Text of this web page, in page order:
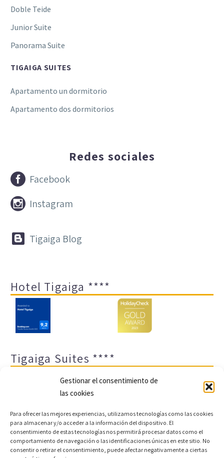
Gestionar el consentimiento de
las cookies
Para ofrecer las mejores experiencias, utilizamos tecnologías como las cookies
para almacenar y/o acceder a la información del dispositivo. El
consentimiento de estas tecnologías nos permitirá procesar datos como el
comportamiento de navegación o las identificaciones únicas en este sitio. No
consentir o retirar el consentimiento, puede afectar negativamente a ciertas
Doble Teide
Junior Suite
Panorama Suite
TIGAIGA SUITES
Apartamento un dormitorio
Apartamento dos dormitorios
Redes sociales

 Facebook

 Instagram

 Tigaiga Blog
Hotel Tigaiga ****
Tigaiga Suites ****
Aviso legal y política de privacidad
Transparencia